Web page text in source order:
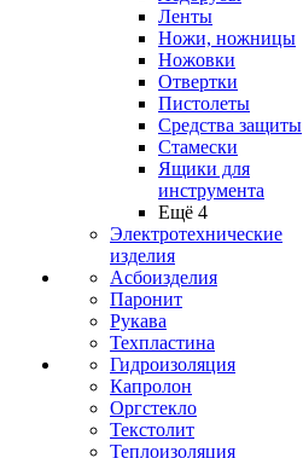
Ленты
Ножи, ножницы
Ножовки
Отвертки
Пистолеты
Средства защиты
Стамески
Ящики для
инструмента
Ещё 4
Электротехнические
изделия
Асбоизделия
Паронит
Рукава
Техпластина
Гидроизоляция
Капролон
Оргстекло
Текстолит
Теплоизоляция